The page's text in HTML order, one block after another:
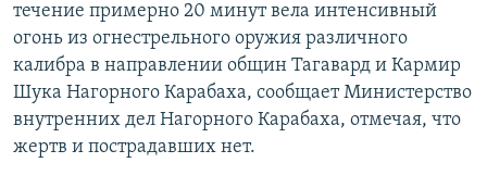
течение примерно 20 минут вела интенсивный
огонь из огнестрельного оружия различного
калибра в направлении общин Тагавард и Кармир
Шука Нагорного Карабаха, сообщает Министерство
внутренних дел Нагорного Карабаха, отмечая, что
жертв и пострадавших нет.